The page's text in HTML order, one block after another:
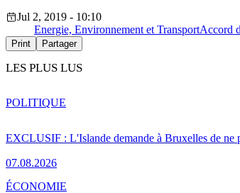
Jul 2, 2019 - 10:10
Energie, Environnement et TransportAccord
Print Partager
LES PLUS LUS
EXCLUSIF : L'Islande demande à Bruxelles de ne
07.08.2026
POLITIQUE
ÉCONOMIE